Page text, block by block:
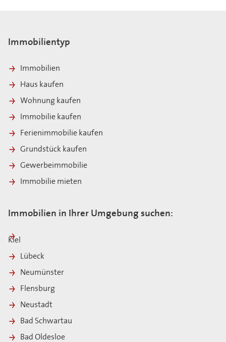
Immobilientyp
Immobilien
Haus kaufen
Wohnung kaufen
Immobilie kaufen
Ferienimmobilie kaufen
Grundstück kaufen
Gewerbeimmobilie
Immobilie mieten
Immobilien in Ihrer Umgebung suchen:
Kiel
Lübeck
Neumünster
Flensburg
Neustadt
Bad Schwartau
Bad Oldesloe